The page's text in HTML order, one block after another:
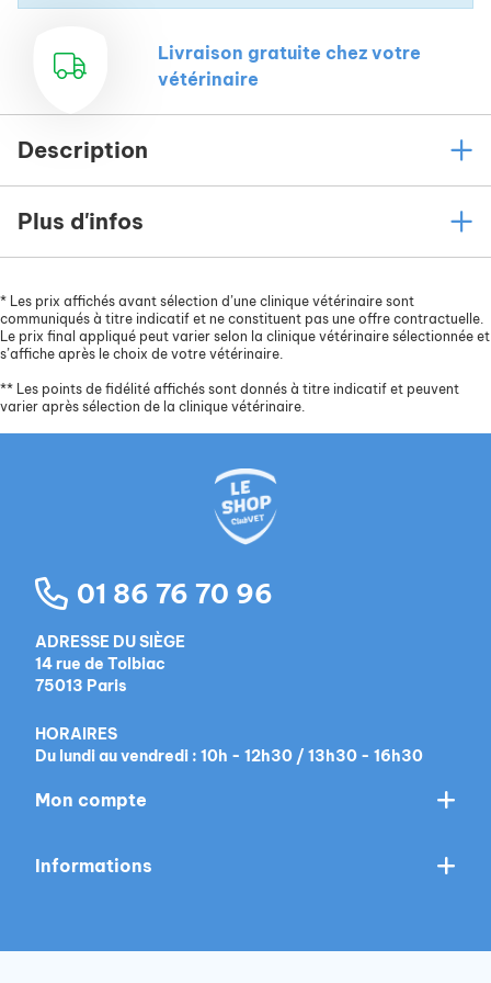
pommes et des cosses de féveroles, pour assurer
la satiété et soutenir la santé intestinale de votre
compagnon.
Une alimentation sans céréale (0% gluten), avec
digestive, caractérisée par des selles de
Benefit (autolysats de poissons), sources
d’acides gras oméga-6 et oméga-3, ainsi que de
la vitamine E, essentiels pour obtenir un pelage
sain et soyeux.
une mastication correcte et une bonne hygiène
Des fruits et des légumes, sources de
et répondent aux besoins quotidiens de votre
Livraison gratuite chez votre
vétérinaire
Description
Plus d'infos
* Les prix affichés avant sélection d’une clinique vétérinaire sont
communiqués à titre indicatif et ne constituent pas une offre contractuelle.
Le prix final appliqué peut varier selon la clinique vétérinaire sélectionnée et
s’affiche après le choix de votre vétérinaire.
** Les points de fidélité affichés sont donnés à titre indicatif et peuvent
varier après sélection de la clinique vétérinaire.
01 86 76 70 96
ADRESSE DU SIÈGE
14 rue de Tolbiac
75013 Paris
HORAIRES
Du lundi au vendredi : 10h - 12h30 / 13h30 - 16h30
Mon compte
Informations